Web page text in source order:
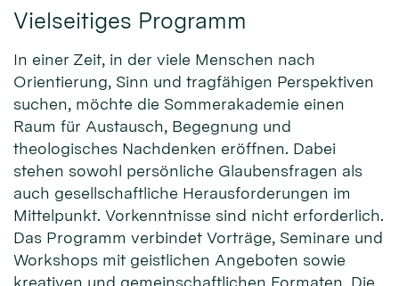
Vielseitiges Programm
In einer Zeit, in der viele Menschen nach
Orientierung, Sinn und tragfähigen Perspektiven
suchen, möchte die Sommerakademie einen
Raum für Austausch, Begegnung und
theologisches Nachdenken eröffnen. Dabei
stehen sowohl persönliche Glaubensfragen als
auch gesellschaftliche Herausforderungen im
Mittelpunkt. Vorkenntnisse sind nicht erforderlich.
Das Programm verbindet Vorträge, Seminare und
Workshops mit geistlichen Angeboten sowie
kreativen und gemeinschaftlichen Formaten. Die